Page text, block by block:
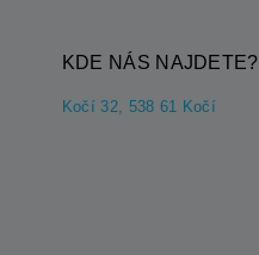
KDE NÁS NAJDETE?
Kočí 32, 538 61 Kočí